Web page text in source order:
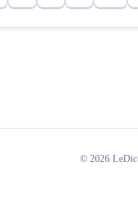
© 2026